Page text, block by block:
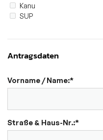
Kanu
SUP
Antragsdaten
Vorname / Name:*
Straße & Haus-Nr.:*